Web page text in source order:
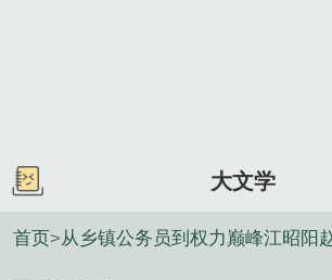
大文学
首页>从乡镇公务员到权力巅峰江昭阳